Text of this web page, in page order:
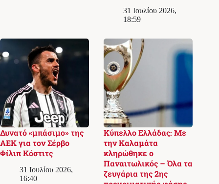
31 Ιουλίου 2026,
18:59
Δυνατό «μπάσιμο» της
ΑΕΚ για τον Σέρβο
Φίλιπ Κόστιτς
31 Ιουλίου 2026,
16:40
Κύπελλο Ελλάδας: Με
την Καλαμάτα
κληρώθηκε ο
Παναιτωλικός – Όλα τα
ζευγάρια της 2ης